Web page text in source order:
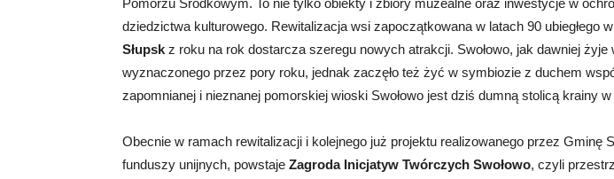
Pomorzu Środkowym. To nie tylko obiekty i zbiory muzealne oraz inwestycje w
dziedzictwa kulturowego. Rewitalizacja wsi zapoczątkowana w latach 90 ubiegłego
Słupsk z roku na rok dostarcza szeregu nowych atrakcji. Swołowo, jak dawniej żyje
wyznaczonego przez pory roku, jednak zaczęło też żyć w symbiozie z duchem
zapomnianej i nieznanej pomorskiej wioski Swołowo jest dziś dumną stolicą krainy w
Obecnie w ramach rewitalizacji i kolejnego już projektu realizowanego przez Gminę
funduszy unijnych, powstaje Zagroda Inicjatyw Twórczych Swołowo, czyli